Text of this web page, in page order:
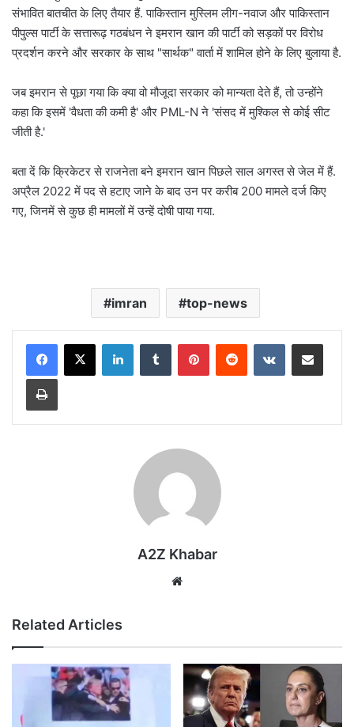
संभावित बातचीत के लिए तैयार हैं. पाकिस्तान मुस्लिम लीग-नवाज और पाकिस्तान
पीपुल्स पार्टी के सत्तारूढ़ गठबंधन ने इमरान खान की पार्टी को सड़कों पर विरोध
प्रदर्शन करने और सरकार के साथ "सार्थक" वार्ता में शामिल होने के लिए बुलाया है.
जब इमरान से पूछा गया कि क्या वो मौजूदा सरकार को मान्यता देते हैं, तो उन्होंने
कहा कि इसमें 'वैधता की कमी है' और PML-N ने 'संसद में मुश्किल से कोई सीट
जीती है.'
बता दें कि क्रिकेटर से राजनेता बने इमरान खान पिछले साल अगस्त से जेल में हैं.
अप्रैल 2022 में पद से हटाए जाने के बाद उन पर करीब 200 मामले दर्ज किए
गए, जिनमें से कुछ ही मामलों में उन्हें दोषी पाया गया.
imran top-news
LinkedInTumblr PinterestReddit VKontakteShare via Email
Print
A2Z Khabar
Related Articles